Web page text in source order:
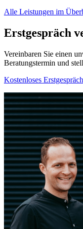
Alle Leistungen im
Erstgespräch
Vereinbaren Sie einen
Beratungstermin und
Kostenloses Erstgespräch